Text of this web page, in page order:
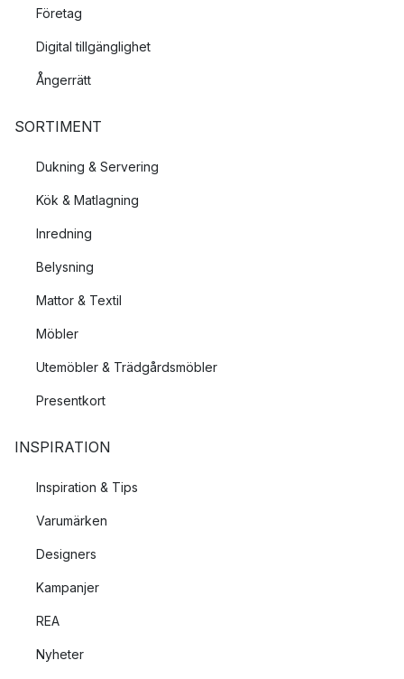
Företag
Digital tillgänglighet
Ångerrätt
SORTIMENT
Dukning & Servering
Kök & Matlagning
Inredning
Belysning
Mattor & Textil
Möbler
Utemöbler & Trädgårdsmöbler
Presentkort
INSPIRATION
Inspiration & Tips
Varumärken
Designers
Kampanjer
REA
Nyheter